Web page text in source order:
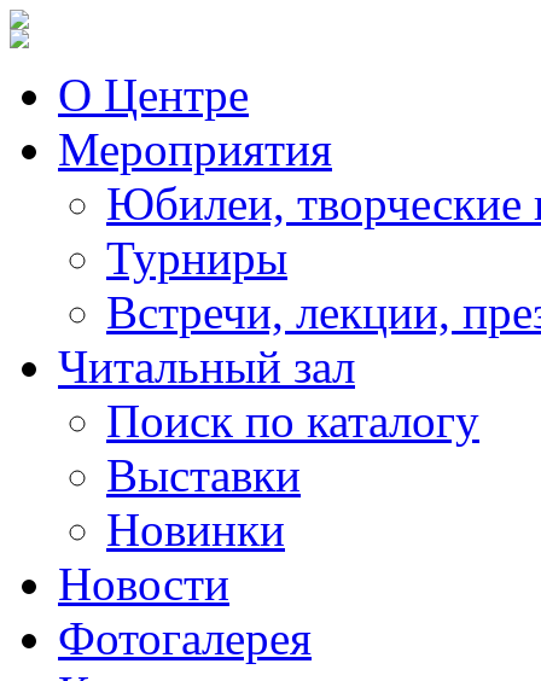
О Центре
Мероприятия
Юбилеи, творческие
Турниры
Встречи, лекции,
Читальный зал
Поиск по каталогу
Выставки
Новинки
Новости
Фотогалерея